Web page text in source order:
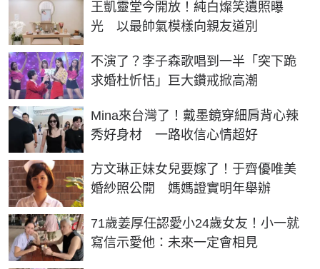
王凱靈堂今開放！純白燦笑遺照曝
光 以最帥氣模樣向親友道別
不演了？李子森歌唱到一半「突下跪
求婚杜忻恬」巨大鑽戒掀高潮
Mina來台灣了！戴墨鏡穿細肩背心辣
秀好身材 一路收信心情超好
方文琳正妹女兒要嫁了！于齊優唯美
婚紗照公開 媽媽證實明年舉辦
71歲姜厚任認愛小24歲女友！小一就
寫信示愛他：未來一定會相見